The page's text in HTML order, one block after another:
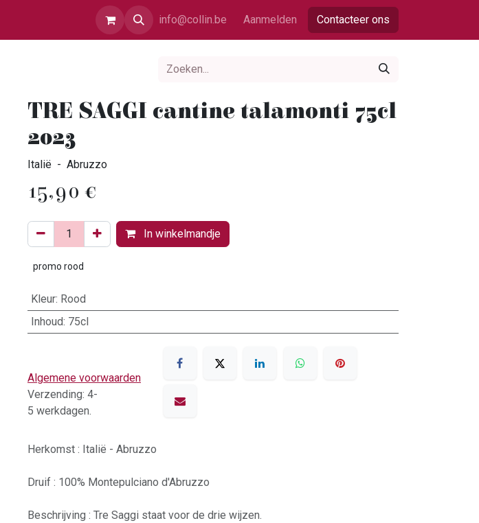
info@collin.be Aanmelden Contacteer ons
TRE SAGGI cantine talamonti 75cl
2023
Italië - Abruzzo
15,90 €
In winkelmandje
promo rood
Kleur: Rood
Inhoud: 75cl
Algemene voorwaarden
Verzending: 4-
5 werkdagen.
Herkomst : Italië - Abruzzo
Druif : 100% Montepulciano d'Abruzzo
Beschrijving : Tre Saggi staat voor de drie wijzen.